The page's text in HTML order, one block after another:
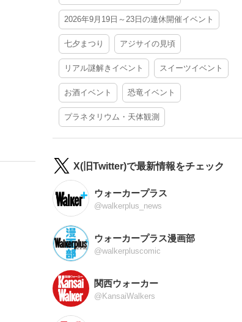
2026年9月19日～23日の連休開催イベント
七夕まつり アジサイの見頃
リアル謎解きイベント スイーツイベント
お酒イベント 恐竜イベント
プラネタリウム・天体観測
X(旧Twitter)で最新情報をチェック
ウォーカープラス
@walkerplus_news
ウォーカープラス漫画部
@walkerpluscomic
関西ウォーカー
@KansaiWalkers